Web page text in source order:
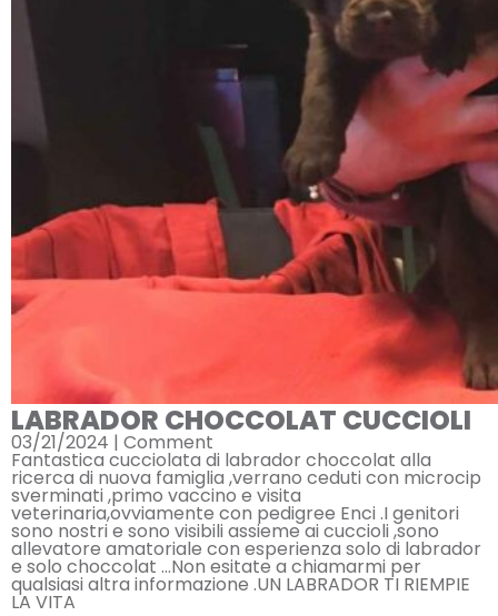
LABRADOR CHOCCOLAT CUCCIOLI
03/21/2024 | Comment
Fantastica cucciolata di labrador choccolat alla
ricerca di nuova famiglia ,verrano ceduti con microcip
sverminati ,primo vaccino e visita
veterinaria,ovviamente con pedigree Enci .I genitori
sono nostri e sono visibili assieme ai cuccioli ,sono
allevatore amatoriale con esperienza solo di labrador
e solo choccolat …Non esitate a chiamarmi per
qualsiasi altra informazione .UN LABRADOR TI RIEMPIE
LA VITA